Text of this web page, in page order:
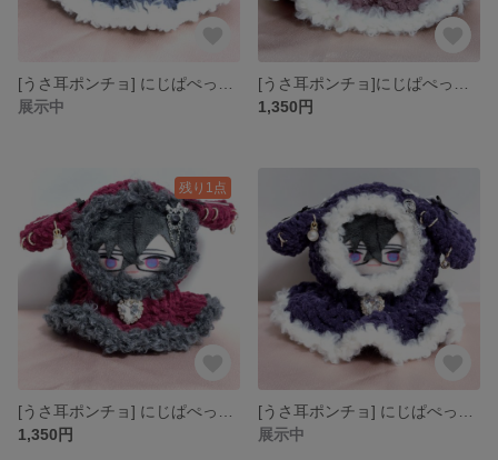
展示中
1,350円
残り1点
1,350円
展示中